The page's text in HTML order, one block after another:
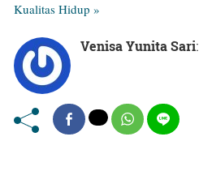
Kualitas Hidup »
Venisa Yunita Sari: